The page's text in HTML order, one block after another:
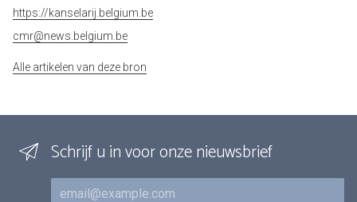
https://kanselarij.belgium.be
cmr@news.belgium.be
Alle artikelen van deze bron
Schrijf u in voor onze nieuwsbrief
E-mail